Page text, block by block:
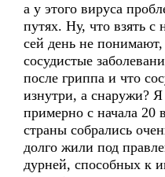
а у этого вируса
путях. Ну, что взять с
сей день не понимают,
сосудистые
после гриппа и что
изнутри, а снаружи?
примерно с начала 20
страны собрались
долго жили под
дурней, способных к